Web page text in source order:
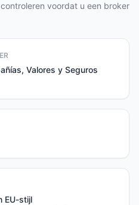
voordat u een broker
Valores y Seguros
EU-stijl